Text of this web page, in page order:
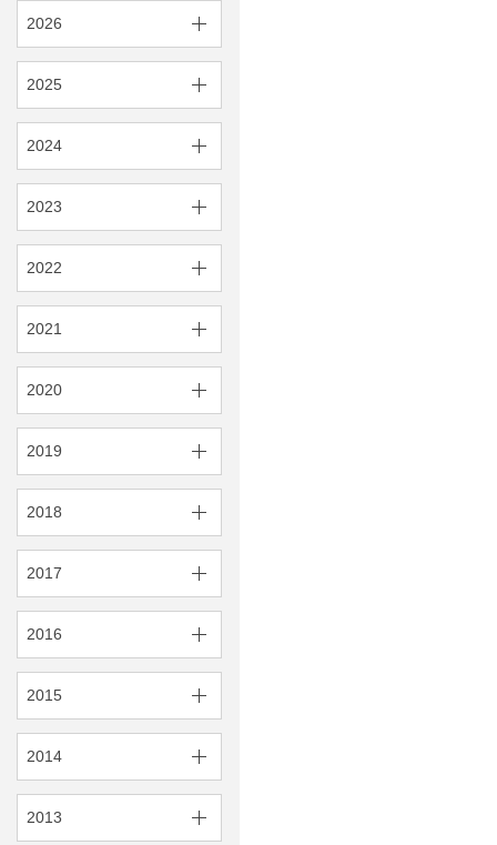
2026
2025
2024
2023
2022
2021
2020
2019
2018
2017
2016
2015
2014
2013